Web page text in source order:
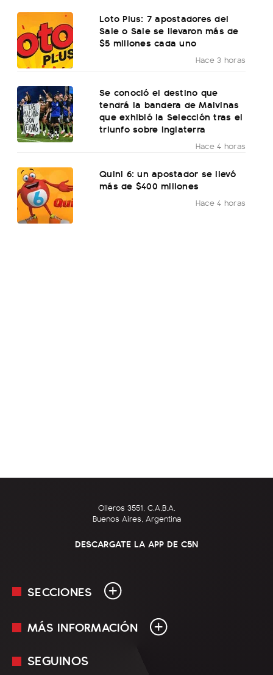
Loto Plus: 7 apostadores del
Sale o Sale se llevaron más de
$5 millones cada uno
Hace 3 horas
Se conoció el destino que
tendrá la bandera de Malvinas
que exhibió la Selección tras el
triunfo sobre Inglaterra
Hace 4 horas
Quini 6: un apostador se llevó
más de $400 millones
Hace 4 horas
Olleros 3551, C.A.B.A.
Buenos Aires, Argentina
DESCARGATE LA APP DE C5N
SECCIONES
En Vivo
MÁS INFORMACIÓN
Mediakit
SEGUINOS